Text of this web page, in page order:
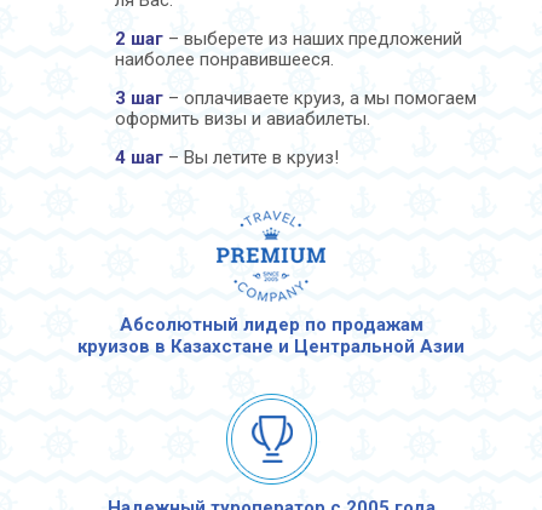
2 шаг – выберете из наших предложений
наиболее понравившееся.
3 шаг – оплачиваете круиз, а мы помогаем
оформить визы и авиабилеты.
4 шаг – Вы летите в круиз!
Абсолютный лидер по продажам
круизов в Казахстане и Центральной Азии